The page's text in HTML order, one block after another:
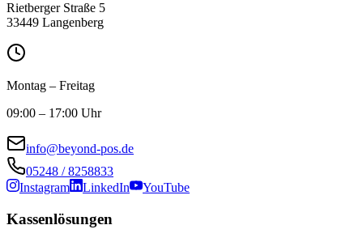
Rietberger Straße 5
33449 Langenberg
Montag – Freitag
09:00 – 17:00 Uhr
info@beyond-pos.de
05248 / 8258833
Instagram
LinkedIn YouTube
Kassenlösungen